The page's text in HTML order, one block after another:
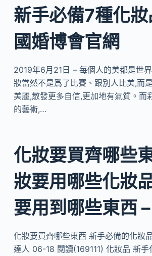
新手必備7種化妝
國婚博會官網
2019年6月21日 – 每個人的美都是世
妝當然不是爲了比賽、跟別人比美,而
美麗,散發更多自信,更加地有氣質。而
的藝術,…
化妝要買齊哪些
妝要用哪些化妝
要用到哪些東西
化妝要買齊哪些東西 新手必備的化妝
達人 06-18 閱讀(169111) 化妝品 新手